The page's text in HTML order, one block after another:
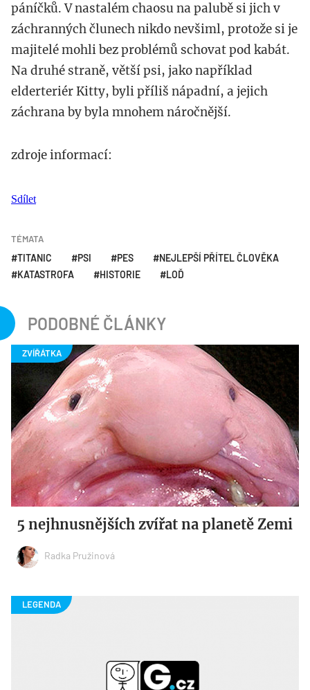
páníčků. V nastalém chaosu na palubě si jich v
záchranných člunech nikdo nevšiml, protože si je
majitelé mohli bez problémů schovat pod kabát.
Na druhé straně, větší psi, jako například
elderteriér Kitty, byli příliš nápadní, a jejich
záchrana by byla mnohem náročnější.
zdroje informací:
Sdílet
TÉMATA
TITANIC PSI PES
NEJLEPŠÍ PŘÍTEL ČLOVĚKA
KATASTROFA
HISTORIE LOĎ
PODOBNÉ ČLÁNKY
5 nejhnusnějších zvířat na planetě Zemi
Radka Pružinová